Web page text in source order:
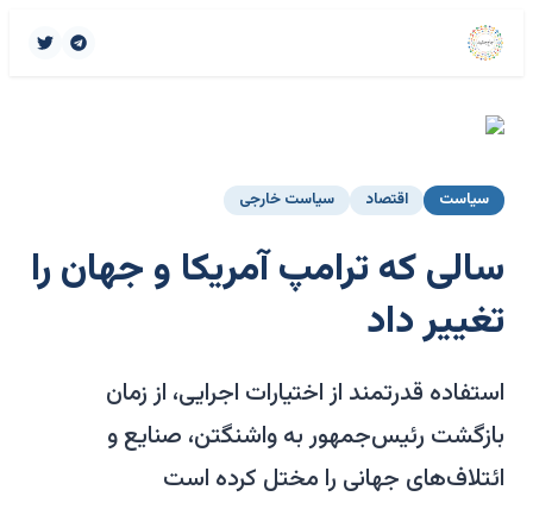
سیاست اقتصاد سیاست خارجی
سالی که ترامپ آمریکا و جهان را
تغییر داد
استفاده قدرتمند از اختیارات اجرایی، از زمان
بازگشت رئیس‌جمهور به واشنگتن، صنایع و
ائتلاف‌های جهانی را مختل کرده است